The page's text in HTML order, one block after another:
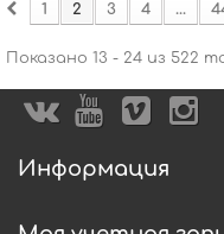
1 2 3 4 ...
Показано 13 - 24 из 522
Информация